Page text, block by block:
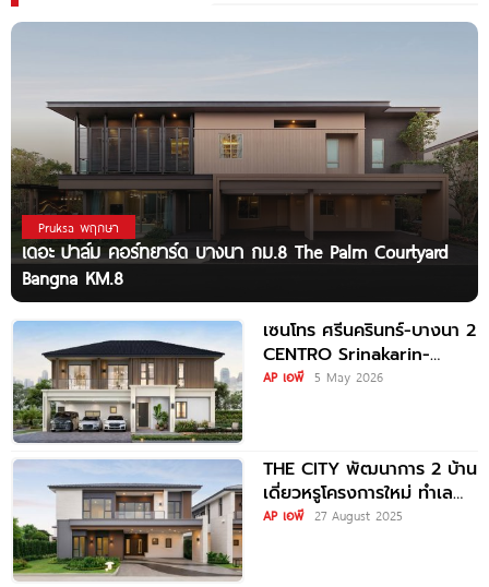
Pruksa พฤกษา
เดอะ ปาล์ม คอร์ทยาร์ด บางนา กม.8 The Palm Courtyard
Bangna KM.8
เซนโทร ศรีนครินทร์-บางนา 2
CENTRO Srinakarin-
Bangna 2 บ้านเดี่ยวดีไซน์
AP เอพี 5 May 2026
THE CITY พัฒนาการ 2 บ้าน
เดี่ยวหรูโครงการใหม่ ทำเล
ซอยพัฒนาการ 96 ราคาเริ่ม
AP เอพี 27 August 2025